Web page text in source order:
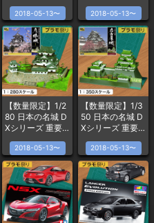
AX 2007
2018-05-13〜
400E
2018-05-13〜
【数量限定】1/2
80 日本の名城 D
Xシリーズ 重要
文化財 彦根城 D
X32018-05-13〜
【数量限定】1/3
50 日本の名城 D
Xシリーズ 重要
文化財 名古屋城
DX32018-05-13〜